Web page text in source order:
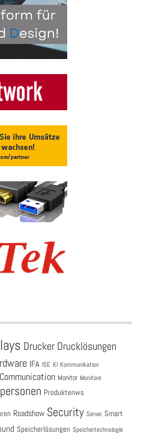
Drucker Drucklösungen
IFA ISE KI Kommunikation
Monitor Monitore
personen Produktenws
Roadshow Security Server Smart
Speicherlösungen Speichertechnologie